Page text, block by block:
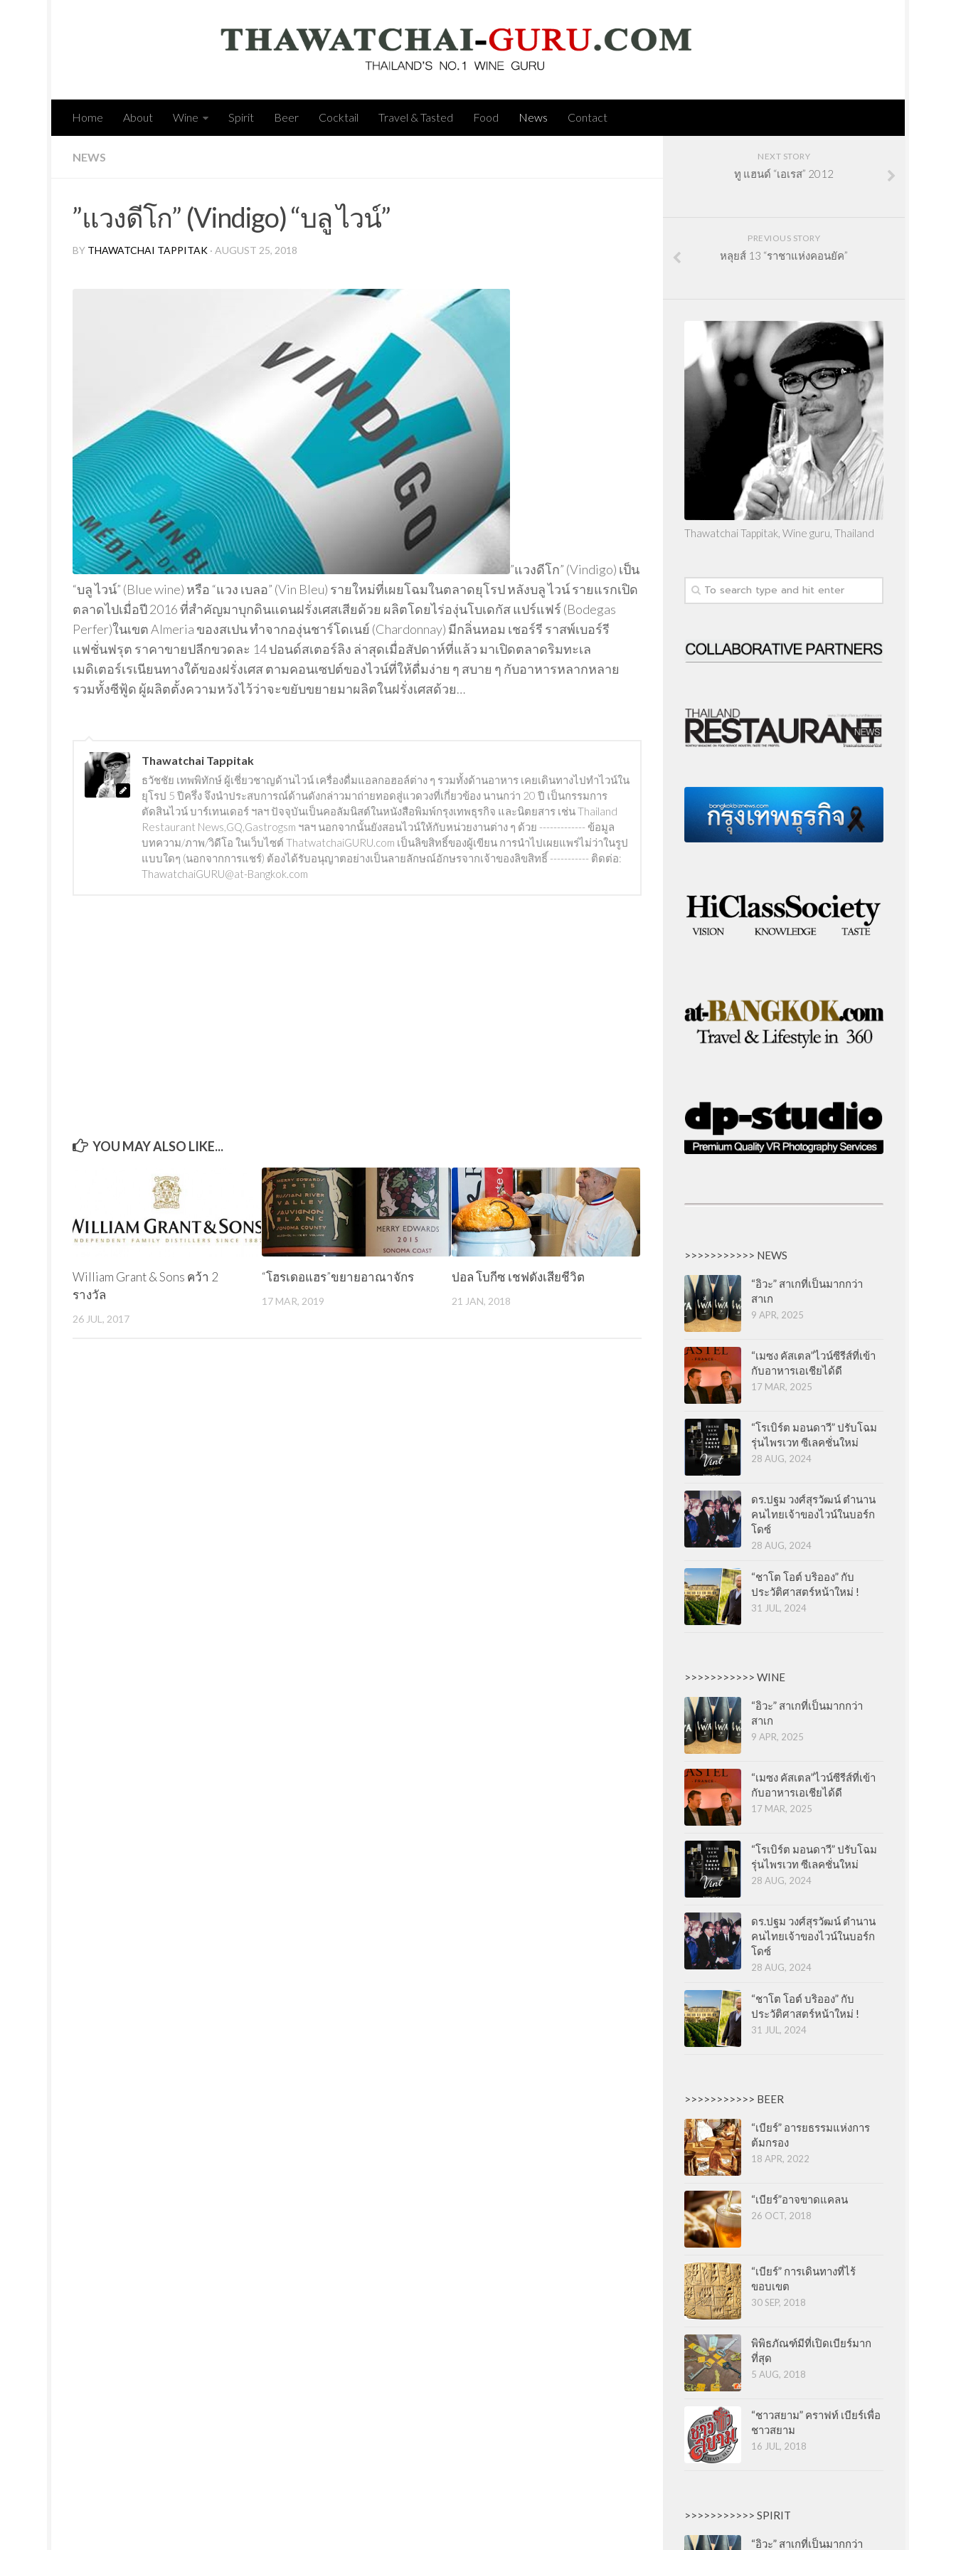
Home About Wine Spirit Beer Cocktail Travel & Tasted Food News Contact
NEWS
”แวงดีโก” (Vindigo) “บลู ไวน์”
BY THAWATCHAI TAPPITAK · AUGUST 25, 2018
”แวงดีโก” (Vindigo) เป็น
“บลู ไวน์” (Blue wine) หรือ “แวง เบลอ” (Vin Bleu) รายใหม่ที่เผยโฉมในตลาดยุโรป หลังบลู ไวน์ รายแรกเปิด
ตลาดไปเมื่อปี 2016 ที่สำคัญมาบุกดินแดนฝรั่งเศสเสียด้วย ผลิตโดยไร่องุ่นโบเดกัส แปร์แฟร์ (Bodegas
Perfer)ในเขต Almeria ของสเปน ทำจากองุ่นชาร์โดเนย์ (Chardonnay) มีกลิ่นหอม เชอร์รี ราสพ์เบอร์รี
แฟชั่นฟรุต ราคาขายปลีกขวดละ 14 ปอนด์สเตอร์ลิง ล่าสุดเมื่อสัปดาห์ที่แล้ว มาเปิดตลาดริมทะเล
เมดิเตอร์เรเนียนทางใต้ของฝรั่งเศส ตามคอนเซปต์ของไวน์ที่ให้ดื่มง่าย ๆ สบาย ๆ กับอาหารหลากหลาย
รวมทั้งซีฟู้ด ผู้ผลิตตั้งความหวังไว้ว่าจะขยับขยายมาผลิตในฝรั่งเศสด้วย…
Thawatchai Tappitak
ธวัชชัย เทพพิทักษ์ ผู้เชี่ยวชาญด้านไวน์ เครื่องดื่มแอลกอฮอล์ต่าง ๆ รวมทั้งด้านอาหาร เคยเดินทางไปทำไวน์ใน
ยุโรป 5 ปีครึ่ง จึงนำประสบการณ์ด้านดังกล่าวมาถ่ายทอดสู่แวดวงที่เกี่ยวข้อง นานกว่า 20 ปี เป็นกรรมการ
ตัดสินไวน์ บาร์เทนเดอร์ ฯลฯ ปัจจุบันเป็นคอลัมนิสต์ในหนังสือพิมพ์กรุงเทพธุรกิจ และนิตยสาร เช่น Thailand
Restaurant News,GQ,Gastrogsm ฯลฯ นอกจากนั้นยังสอนไวน์ให้กับหน่วยงานต่าง ๆ ด้วย ------------- ข้อมูล
บทความ/ภาพ/วิดีโอ ในเว็บไซต์ ThatwatchaiGURU.com เป็นลิขสิทธิ์ของผู้เขียน การนำไปเผยแพร่ไม่ว่าในรูป
แบบใดๆ (นอกจากการแชร์) ต้องได้รับอนุญาตอย่างเป็นลายลักษณ์อักษรจากเจ้าของลิขสิทธิ์ ----------- ติดต่อ:
ThawatchaiGURU@at-Bangkok.com
YOU MAY ALSO LIKE...
William Grant & Sons คว้า 2
รางวัล
26 JUL, 2017
“โฮรเดอแฮร”ขยายอาณาจักร
17 MAR, 2019
ปอล โบกีซ เชฟดังเสียชีวิต
21 JAN, 2018
NEXT STORY
ทู แฮนด์ “เอเรส” 2012
PREVIOUS STORY
หลุยส์ 13 “ราชาแห่งคอนยัค”
Thawatchai Tappitak, Wine guru, Thailand
>>>>>>>>>>> NEWS
“อิวะ” สาเกที่เป็นมากกว่า
สาเก
9 APR, 2025
“เมซง คัสเตล”ไวน์ซีรีส์ที่เข้า
กับอาหารเอเชียได้ดี
17 MAR, 2025
“โรเบิร์ต มอนดาวี” ปรับโฉม
รุ่นไพรเวท ซีเลคชั่นใหม่
28 AUG, 2024
ดร.ปฐม วงศ์สุรวัฒน์ ตำนาน
คนไทยเจ้าของไวน์ในบอร์ก
โดซ์
28 AUG, 2024
“ชาโต โอต์ บริออง” กับ
ประวัติศาสตร์หน้าใหม่ !
31 JUL, 2024
>>>>>>>>>>> WINE
“อิวะ” สาเกที่เป็นมากกว่า
สาเก
9 APR, 2025
“เมซง คัสเตล”ไวน์ซีรีส์ที่เข้า
กับอาหารเอเชียได้ดี
17 MAR, 2025
“โรเบิร์ต มอนดาวี” ปรับโฉม
รุ่นไพรเวท ซีเลคชั่นใหม่
28 AUG, 2024
ดร.ปฐม วงศ์สุรวัฒน์ ตำนาน
คนไทยเจ้าของไวน์ในบอร์ก
โดซ์
28 AUG, 2024
“ชาโต โอต์ บริออง” กับ
ประวัติศาสตร์หน้าใหม่ !
31 JUL, 2024
>>>>>>>>>>> BEER
“เบียร์” อารยธรรมแห่งการ
ต้มกรอง
18 APR, 2022
“เบียร์”อาจขาดแคลน
26 OCT, 2018
“เบียร์” การเดินทางที่ไร้
ขอบเขต
30 SEP, 2018
พิพิธภัณฑ์มีที่เปิดเบียร์มาก
ที่สุด
5 AUG, 2018
“ชาวสยาม” คราฟท์ เบียร์เพื่อ
ชาวสยาม
16 JUL, 2018
>>>>>>>>>>> SPIRIT
“อิวะ” สาเกที่เป็นมากกว่า